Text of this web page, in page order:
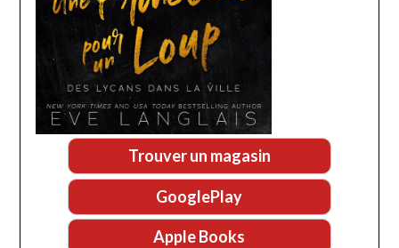
Trouver un magasin
GooglePlay
Apple Books